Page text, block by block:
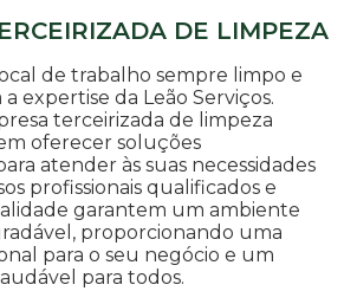
DE LIMPEZA
de trabalho sempre limpo e
expertise da Leão Serviços.
terceirizada de limpeza
oferecer soluções
atender às suas necessidades
profissionais qualificados e
garantem um ambiente
proporcionando uma
para o seu negócio e um
para todos.